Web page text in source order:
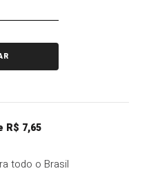
R$ 7,65
todo o Brasil